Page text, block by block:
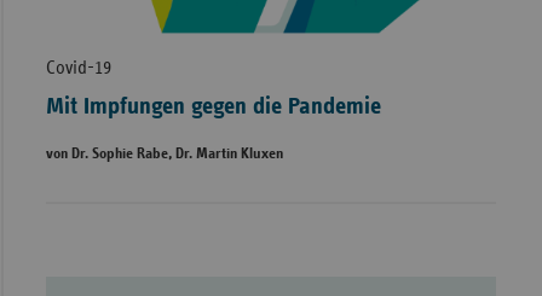
Covid-19
Mit Impfungen gegen die Pandemie
von Dr. Sophie Rabe, Dr. Martin Kluxen